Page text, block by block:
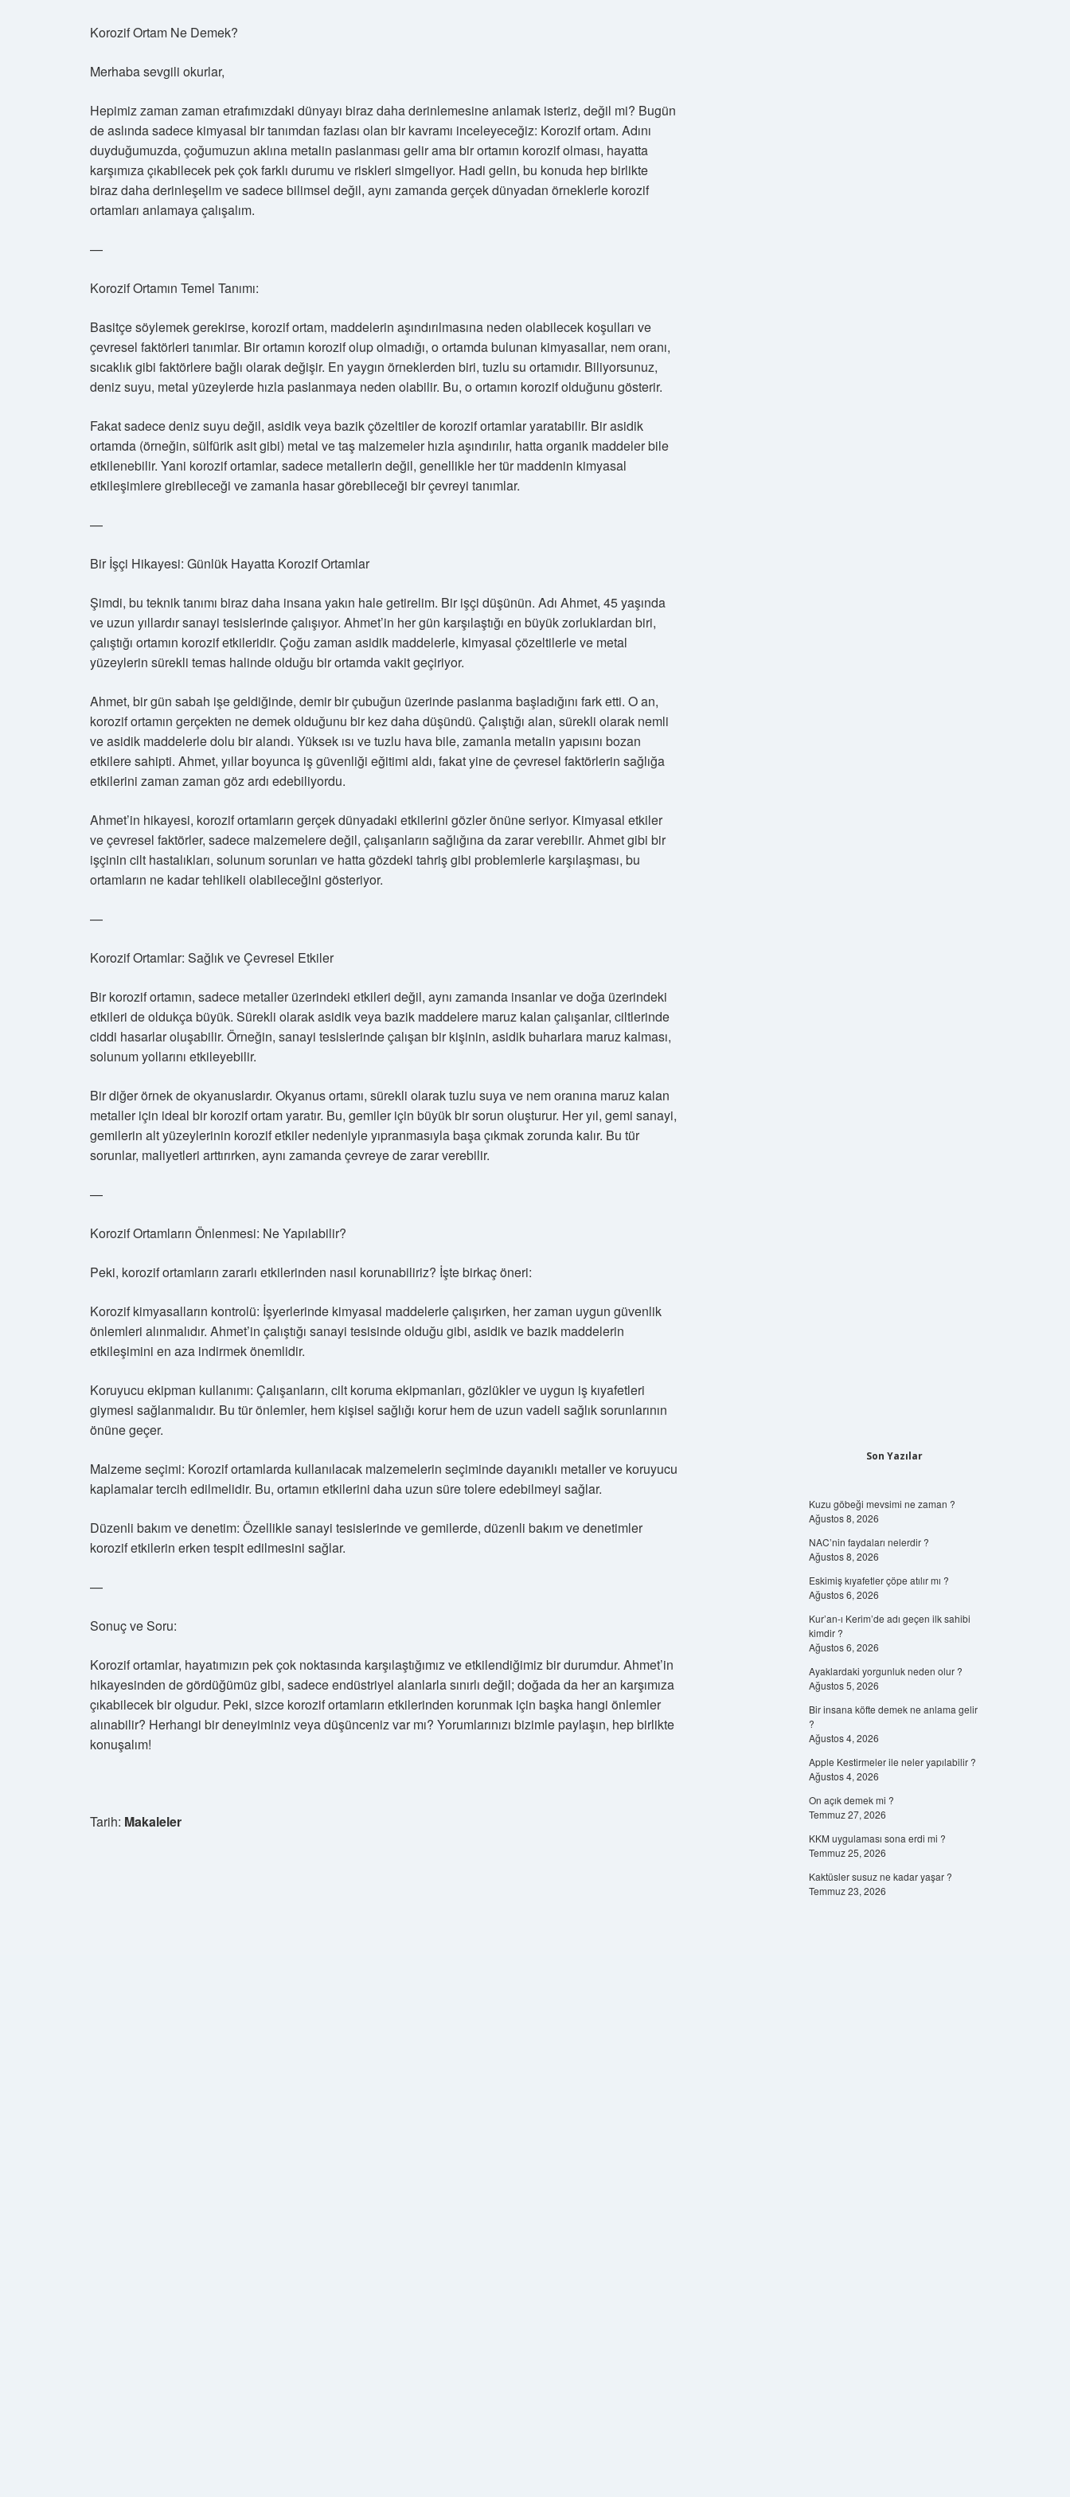
Korozif Ortam Ne Demek?
Merhaba sevgili okurlar,
Hepimiz zaman zaman etrafımızdaki dünyayı biraz daha derinlemesine anlamak isteriz, değil mi? Bugün
de aslında sadece kimyasal bir tanımdan fazlası olan bir kavramı inceleyeceğiz: Korozif ortam. Adını
duyduğumuzda, çoğumuzun aklına metalin paslanması gelir ama bir ortamın korozif olması, hayatta
karşımıza çıkabilecek pek çok farklı durumu ve riskleri simgeliyor. Hadi gelin, bu konuda hep birlikte
biraz daha derinleşelim ve sadece bilimsel değil, aynı zamanda gerçek dünyadan örneklerle korozif
ortamları anlamaya çalışalım.
—
Korozif Ortamın Temel Tanımı:
Basitçe söylemek gerekirse, korozif ortam, maddelerin aşındırılmasına neden olabilecek koşulları ve
çevresel faktörleri tanımlar. Bir ortamın korozif olup olmadığı, o ortamda bulunan kimyasallar, nem oranı,
sıcaklık gibi faktörlere bağlı olarak değişir. En yaygın örneklerden biri, tuzlu su ortamıdır. Biliyorsunuz,
deniz suyu, metal yüzeylerde hızla paslanmaya neden olabilir. Bu, o ortamın korozif olduğunu gösterir.
Fakat sadece deniz suyu değil, asidik veya bazik çözeltiler de korozif ortamlar yaratabilir. Bir asidik
ortamda (örneğin, sülfürik asit gibi) metal ve taş malzemeler hızla aşındırılır, hatta organik maddeler bile
etkilenebilir. Yani korozif ortamlar, sadece metallerin değil, genellikle her tür maddenin kimyasal
etkileşimlere girebileceği ve zamanla hasar görebileceği bir çevreyi tanımlar.
—
Bir İşçi Hikayesi: Günlük Hayatta Korozif Ortamlar
Şimdi, bu teknik tanımı biraz daha insana yakın hale getirelim. Bir işçi düşünün. Adı Ahmet, 45 yaşında
ve uzun yıllardır sanayi tesislerinde çalışıyor. Ahmet’in her gün karşılaştığı en büyük zorluklardan biri,
çalıştığı ortamın korozif etkileridir. Çoğu zaman asidik maddelerle, kimyasal çözeltilerle ve metal
yüzeylerin sürekli temas halinde olduğu bir ortamda vakit geçiriyor.
Ahmet, bir gün sabah işe geldiğinde, demir bir çubuğun üzerinde paslanma başladığını fark etti. O an,
korozif ortamın gerçekten ne demek olduğunu bir kez daha düşündü. Çalıştığı alan, sürekli olarak nemli
ve asidik maddelerle dolu bir alandı. Yüksek ısı ve tuzlu hava bile, zamanla metalin yapısını bozan
etkilere sahipti. Ahmet, yıllar boyunca iş güvenliği eğitimi aldı, fakat yine de çevresel faktörlerin sağlığa
etkilerini zaman zaman göz ardı edebiliyordu.
Ahmet’in hikayesi, korozif ortamların gerçek dünyadaki etkilerini gözler önüne seriyor. Kimyasal etkiler
ve çevresel faktörler, sadece malzemelere değil, çalışanların sağlığına da zarar verebilir. Ahmet gibi bir
işçinin cilt hastalıkları, solunum sorunları ve hatta gözdeki tahriş gibi problemlerle karşılaşması, bu
ortamların ne kadar tehlikeli olabileceğini gösteriyor.
—
Korozif Ortamlar: Sağlık ve Çevresel Etkiler
Bir korozif ortamın, sadece metaller üzerindeki etkileri değil, aynı zamanda insanlar ve doğa üzerindeki
etkileri de oldukça büyük. Sürekli olarak asidik veya bazik maddelere maruz kalan çalışanlar, ciltlerinde
ciddi hasarlar oluşabilir. Örneğin, sanayi tesislerinde çalışan bir kişinin, asidik buharlara maruz kalması,
solunum yollarını etkileyebilir.
Bir diğer örnek de okyanuslardır. Okyanus ortamı, sürekli olarak tuzlu suya ve nem oranına maruz kalan
metaller için ideal bir korozif ortam yaratır. Bu, gemiler için büyük bir sorun oluşturur. Her yıl, gemi sanayi,
gemilerin alt yüzeylerinin korozif etkiler nedeniyle yıpranmasıyla başa çıkmak zorunda kalır. Bu tür
sorunlar, maliyetleri arttırırken, aynı zamanda çevreye de zarar verebilir.
—
Korozif Ortamların Önlenmesi: Ne Yapılabilir?
Peki, korozif ortamların zararlı etkilerinden nasıl korunabiliriz? İşte birkaç öneri:
Korozif kimyasalların kontrolü: İşyerlerinde kimyasal maddelerle çalışırken, her zaman uygun güvenlik
önlemleri alınmalıdır. Ahmet’in çalıştığı sanayi tesisinde olduğu gibi, asidik ve bazik maddelerin
etkileşimini en aza indirmek önemlidir.
Koruyucu ekipman kullanımı: Çalışanların, cilt koruma ekipmanları, gözlükler ve uygun iş kıyafetleri
giymesi sağlanmalıdır. Bu tür önlemler, hem kişisel sağlığı korur hem de uzun vadeli sağlık sorunlarının
önüne geçer.
Malzeme seçimi: Korozif ortamlarda kullanılacak malzemelerin seçiminde dayanıklı metaller ve koruyucu
kaplamalar tercih edilmelidir. Bu, ortamın etkilerini daha uzun süre tolere edebilmeyi sağlar.
Düzenli bakım ve denetim: Özellikle sanayi tesislerinde ve gemilerde, düzenli bakım ve denetimler
korozif etkilerin erken tespit edilmesini sağlar.
—
Sonuç ve Soru:
Korozif ortamlar, hayatımızın pek çok noktasında karşılaştığımız ve etkilendiğimiz bir durumdur. Ahmet’in
hikayesinden de gördüğümüz gibi, sadece endüstriyel alanlarla sınırlı değil; doğada da her an karşımıza
çıkabilecek bir olgudur. Peki, sizce korozif ortamların etkilerinden korunmak için başka hangi önlemler
alınabilir? Herhangi bir deneyiminiz veya düşünceniz var mı? Yorumlarınızı bizimle paylaşın, hep birlikte
konuşalım!
Tarih: Makaleler
Son Yazılar
Kuzu göbeği mevsimi ne zaman ?
Ağustos 8, 2026
NAC’nin faydaları nelerdir ?
Ağustos 8, 2026
Eskimiş kıyafetler çöpe atılır mı ?
Ağustos 6, 2026
Kur’an-ı Kerim’de adı geçen ilk sahibi
kimdir ?
Ağustos 6, 2026
Ayaklardaki yorgunluk neden olur ?
Ağustos 5, 2026
Bir insana köfte demek ne anlama gelir
?
Ağustos 4, 2026
Apple Kestirmeler ile neler yapılabilir ?
Ağustos 4, 2026
On açık demek mi ?
Temmuz 27, 2026
KKM uygulaması sona erdi mi ?
Temmuz 25, 2026
Kaktüsler susuz ne kadar yaşar ?
Temmuz 23, 2026